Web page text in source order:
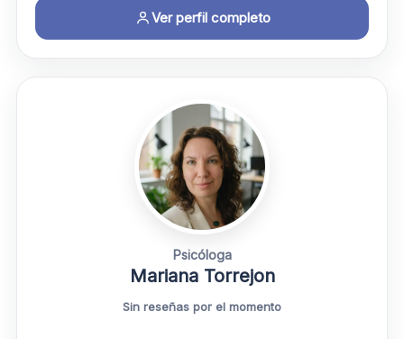
Ver perfil completo
Psicóloga
Mariana Torrejon
Sin reseñas por el momento